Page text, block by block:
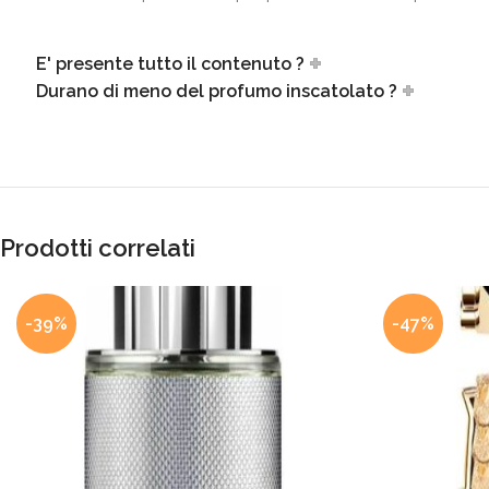
E' presente tutto il contenuto ?
Durano di meno del profumo inscatolato ?
Prodotti correlati
-39% -47%